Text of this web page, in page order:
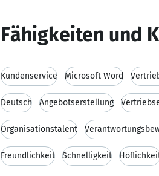
Fähigkeiten und
Kundenservice Microsoft Word
Deutsch Angebotserstellung
Organisationstalent
Freundlichkeit Schnelligkeit